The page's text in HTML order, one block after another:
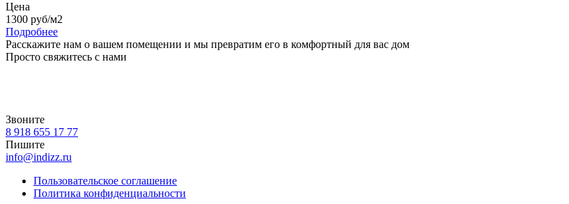
Цена
1300 руб/м2
Подробнее
Расскажите нам о вашем помещении и мы превратим его в комфортный для вас дом
Просто свяжитесь с нами
Звоните
8 918 655 17 77
Пишите
info@indizz.ru
Пользовательское соглашение
Политика конфиденциальности